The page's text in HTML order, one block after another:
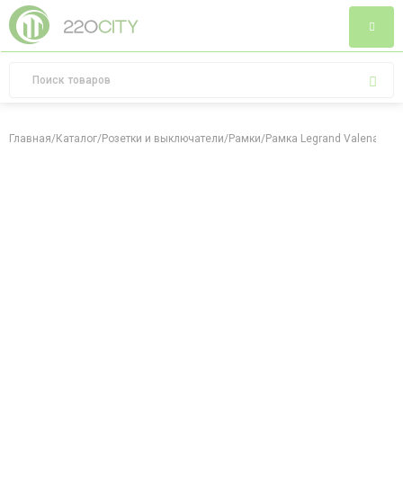
Главная/Каталог/Розетки и выключатели/Рамки/Рамка Legrand Valena